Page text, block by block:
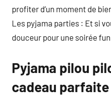
profiter d’un moment de
Les pyjama parties : Et si
douceur pour une soirée
Pyjama pilou
cadeau parfaite